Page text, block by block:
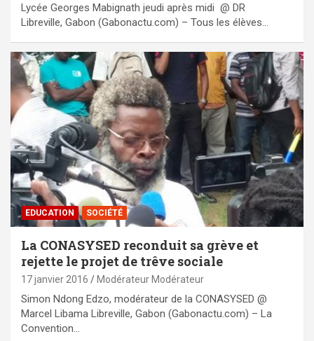
Lycée Georges Mabignath jeudi après midi @ DR
Libreville, Gabon (Gabonactu.com) – Tous les élèves…
EDUCATION SOCIÉTÉ
La CONASYSED reconduit sa grève et
rejette le projet de trêve sociale
17 janvier 2016 Modérateur Modérateur
Simon Ndong Edzo, modérateur de la CONASYSED @
Marcel Libama Libreville, Gabon (Gabonactu.com) – La
Convention…